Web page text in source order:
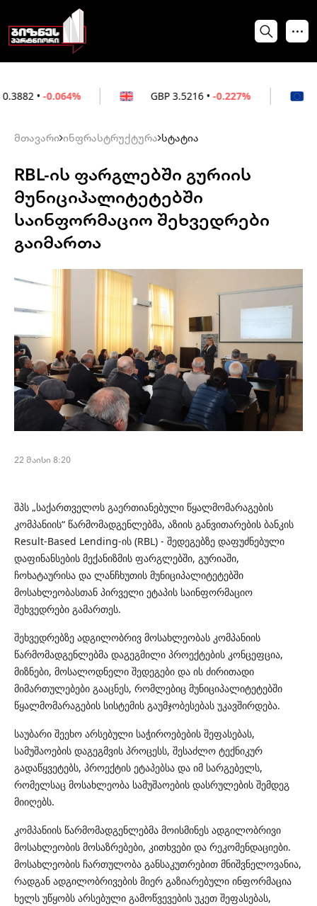
3.5216 • -0.227% 3.0212
მთავარი ინფრასტრუქტურა სტატია
RBL-ის ფარგლებში გურიის
მუნიციპალიტეტებში
საინფორმაციო შეხვედრები
გაიმართა
22 მაისი 8:20
შპს „საქართველოს გაერთიანებული წყალმომარაგების
კომპანიის“ წარმომადგენლებმა, აზიის განვითარების ბანკის
Result-Based Lending-ის (RBL) - შედეგებზე დაფუძნებული
დაფინანსების მექანიზმის ფარგლებში, გურიაში,
ჩოხატაურისა და ლანჩხუთის მუნიციპალიტეტებში
მოსახლეობასთან პირველი ეტაპის საინფორმაციო
შეხვედრები გამართეს.
შეხვედრებზე ადგილობრივ მოსახლეობას კომპანიის
წარმომადგენლებმა დაგეგმილი პროექტების კონცეფცია,
მიზნები, მოსალოდნელი შედეგები და ის ძირითადი
მიმართულებები გააცნეს, რომლებიც მუნიციპალიტეტებში
წყალმომარაგების სისტემის გაუმჯობესებას უკავშირდება.
საუბარი შეეხო არსებული საჭიროებების შეფასებას,
სამუშაოების დაგეგმვის პროცესს, შესაძლო ტექნიკურ
გადაწყვეტებს, პროექტის ეტაპებსა და იმ სარგებელს,
რომელსაც მოსახლეობა სამუშაოების დასრულების შემდეგ
მიიღებს.
კომპანიის წარმომადგენლებმა მოისმინეს ადგილობრივი
მოსახლეობის მოსაზრებები, კითხვები და რეკომენდაციები.
მოსახლეობის ჩართულობა განსაკუთრებით მნიშვნელოვანია,
რადგან ადგილობრივების მიერ გაზიარებული ინფორმაცია
ხელს უწყობს არსებული გამოწვევების უკეთ შეფასებას,